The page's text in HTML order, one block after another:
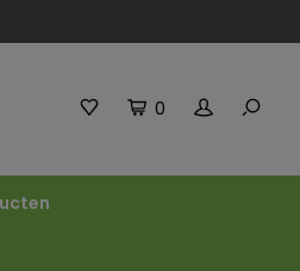
0